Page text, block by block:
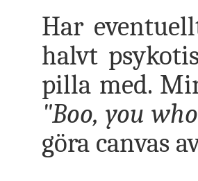
Har
halvt
pilla med.
"Boo, you
göra canvas